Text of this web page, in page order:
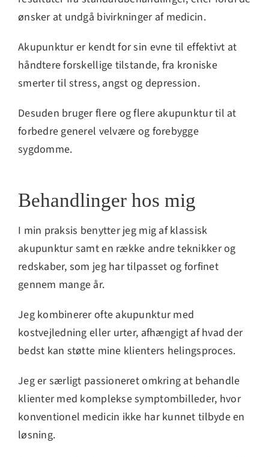
ønsker at undgå bivirkninger af medicin.
Akupunktur er kendt for sin evne til effektivt at
håndtere forskellige tilstande, fra kroniske
smerter til stress, angst og depression.
Desuden bruger flere og flere akupunktur til at
forbedre generel velvære og forebygge
sygdomme.
Behandlinger hos mig
I min praksis benytter jeg mig af klassisk
akupunktur samt en række andre teknikker og
redskaber, som jeg har tilpasset og forfinet
gennem mange år.
Jeg kombinerer ofte akupunktur med
kostvejledning eller urter, afhængigt af hvad der
bedst kan støtte mine klienters helingsproces.
Jeg er særligt passioneret omkring at behandle
klienter med komplekse symptombilleder, hvor
konventionel medicin ikke har kunnet tilbyde en
løsning.